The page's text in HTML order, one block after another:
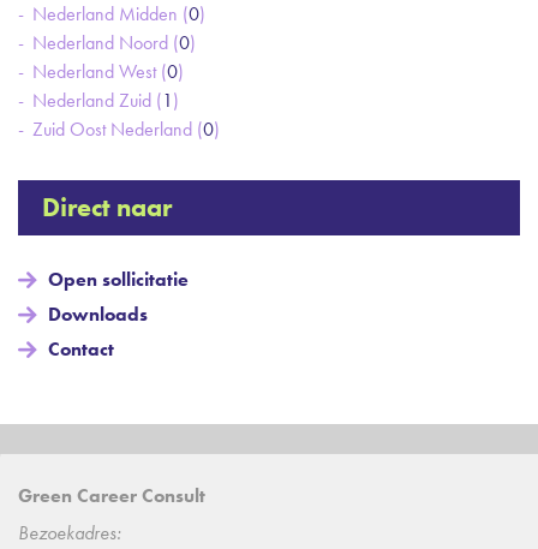
Nederland Midden (0)
Nederland Noord (0)
Nederland West (0)
Nederland Zuid (1)
Zuid Oost Nederland (0)
Direct naar
Open sollicitatie
Downloads
Contact
Green Career Consult
Bezoekadres: